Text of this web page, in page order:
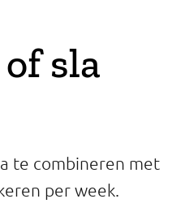
sla
te combineren met
per week.